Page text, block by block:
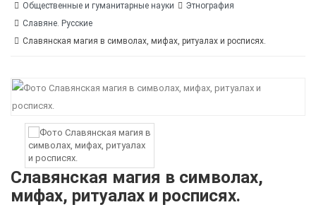
Общественные и гуманитарные науки
Этнография
Славяне. Русские
Славянская магия в символах, мифах, ритуалах и росписях.
Славянская магия в символах,
мифах, ритуалах и росписях.